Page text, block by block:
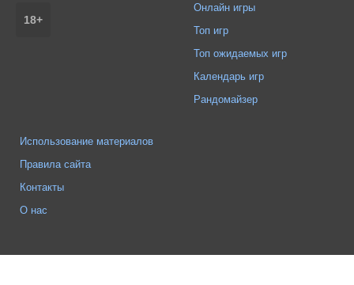
18+
Онлайн игры
Топ игр
Топ ожидаемых игр
Календарь игр
Рандомайзер
Использование материалов
Правила сайта
Контакты
О нас